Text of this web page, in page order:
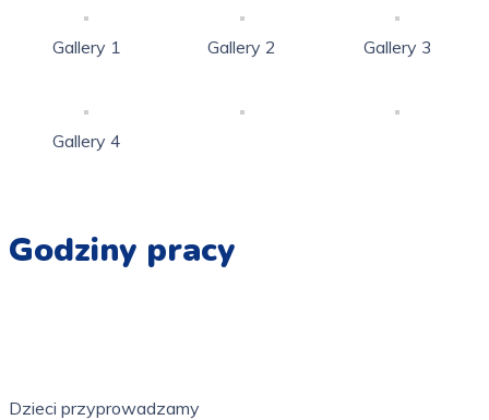
Gallery 1 Gallery 2 Gallery 3
Gallery 4
Godziny pracy
Dzieci przyprowadzamy